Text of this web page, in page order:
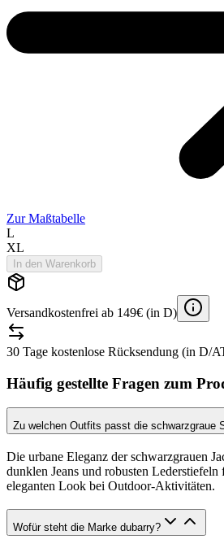
Zur Maßtabelle
L
XL
In den Warenkorb
Versandkostenfrei ab 149€ (in D)
30 Tage kostenlose Rücksendung (in D/
Häufig gestellte Fragen zum
Zu welchen Outfits passt die schwarzgraue
Die urbane Eleganz der schwarzgrauen
dunklen Jeans und robusten
eleganten Look bei Outdoor-Aktivitäten.
Wofür steht die Marke dubarry?